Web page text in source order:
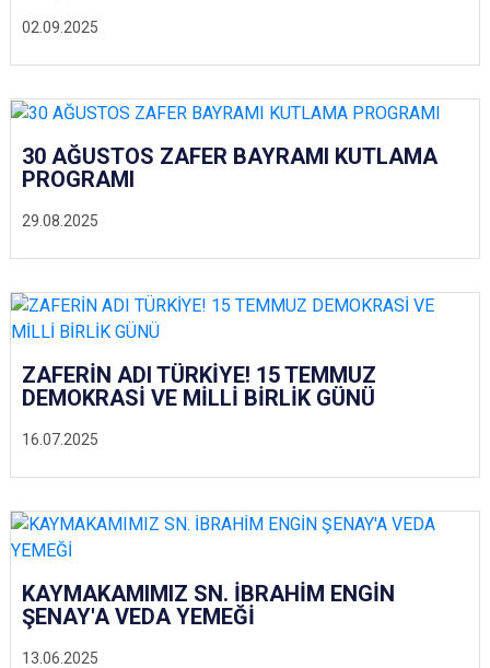
02.09.2025
29.08.2025
30 AĞUSTOS ZAFER BAYRAMI KUTLAMA
PROGRAMI
16.07.2025
ZAFERİN ADI TÜRKİYE! 15 TEMMUZ
DEMOKRASİ VE MİLLİ BİRLİK GÜNÜ
13.06.2025
KAYMAKAMIMIZ SN. İBRAHİM ENGİN
ŞENAY'A VEDA YEMEĞİ